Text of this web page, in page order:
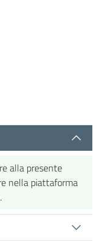
alla presente
nella piattaforma